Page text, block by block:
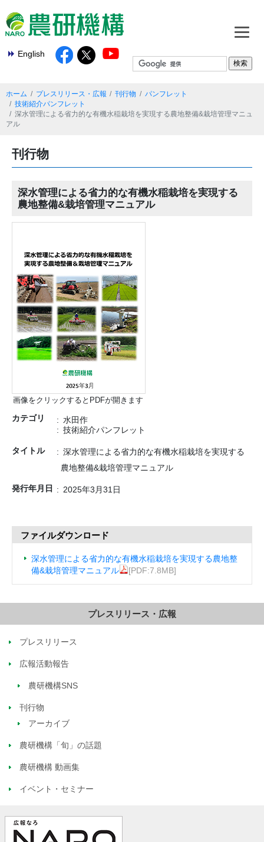
English
ホーム プレスリリース・広報 刊行物
パンフレット
技術紹介パンフレット
深水管理による省力的な有機水稲栽培を実現する農地整備&栽培管理マニュ
アル
刊行物
深水管理による省力的な有機水稲栽培を実現する
農地整備&栽培管理マニュアル
画像をクリックするとPDFが開きます
カテゴリ
水田作
技術紹介パンフレット
タイトル
深水管理による省力的な有機水稲栽培を実現する
農地整備&栽培管理マニュアル
発行年月日 2025年3月31日
ファイルダウンロード
深水管理による省力的な有機水稲栽培を実現する農地整
備&栽培管理マニュアル
[PDF:7.8MB]
プレスリリース・広報
プレスリリース
広報活動報告
農研機構SNS
刊行物
アーカイブ
農研機構「旬」の話題
農研機構 動画集
イベント・セミナー